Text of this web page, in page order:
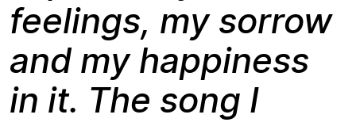
feelings, my sorrow
and my happiness
in it. The song I